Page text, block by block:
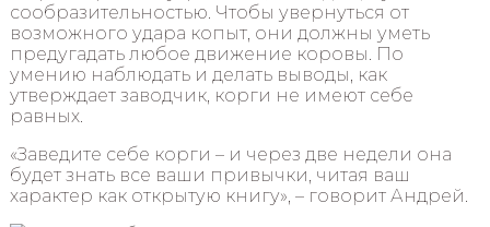
сообразительностью. Чтобы увернуться от
возможного удара копыт, они должны уметь
предугадать любое движение коровы. По
умению наблюдать и делать выводы, как
утверждает заводчик, корги не имеют себе
равных.
«Заведите себе корги – и через две недели она
будет знать все ваши привычки, читая ваш
характер как открытую книгу», – говорит Андрей.